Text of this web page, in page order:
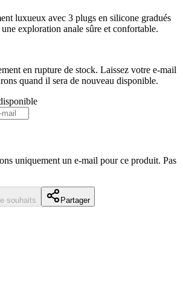
luxueux avec 3 plugs en silicone gradués
exploration anale sûre et confortable.
en rupture de stock. Laissez votre e-mail
quand il sera de nouveau disponible.
uniquement un e-mail pour ce produit. Pas
souhaits Partager